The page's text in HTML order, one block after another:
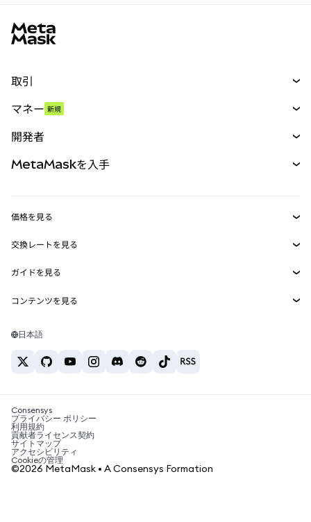
取引
パーペチュアル
RWA
マネー 新規
開発者
MetaMask Connect
Snaps
Web3サービス
MetaMaskを入手
セキュリティ
サポート
キャリア
お問い合わせ
価格を見る
イーサリアムの価格
Solanaの価格
Tetherの価格
交換レートを見る
ETH→USD
USDT→INR
BTC→INR
ETH→USDT
ガイドを見る
ETHの購入
USDTの購入
SHIBの購入
BNBの購入
コンテンツを見る
Solanaウォレット
税制関連ニュース
暗号資産の購入方法は？
ビットコインを売るには？
日本語
Consensys
プライバシー ポリシー
利用規約
貢献者ライセンス契約
サイトマップ
アクセシビリティ
Cookieの管理
©2026 MetaMask • A Consensys Formation